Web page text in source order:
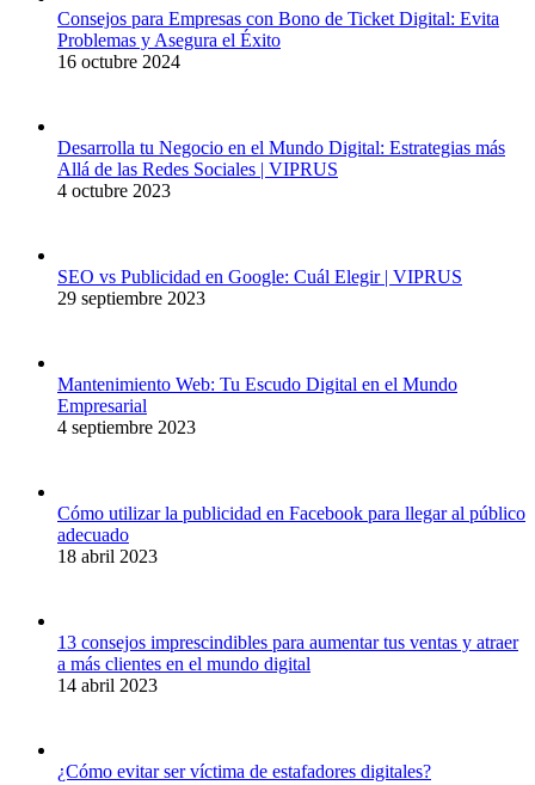
Consejos para Empresas con Bono de Ticket Digital: Evita
Problemas y Asegura el Éxito
16 octubre 2024
Desarrolla tu Negocio en el Mundo Digital: Estrategias más
Allá de las Redes Sociales | VIPRUS
4 octubre 2023
SEO vs Publicidad en Google: Cuál Elegir | VIPRUS
29 septiembre 2023
Mantenimiento Web: Tu Escudo Digital en el Mundo
Empresarial
4 septiembre 2023
Cómo utilizar la publicidad en Facebook para llegar al público
adecuado
18 abril 2023
13 consejos imprescindibles para aumentar tus ventas y atraer
a más clientes en el mundo digital
14 abril 2023
¿Cómo evitar ser víctima de estafadores digitales?